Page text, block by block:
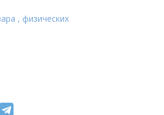
, физических